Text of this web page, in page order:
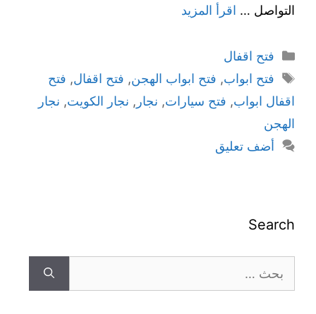
التواصل … اقرأ المزيد
فتح اقفال
فتح ابواب, فتح ابواب الهجن, فتح اقفال, فتح
اقفال ابواب, فتح سيارات, نجار , نجار الكويت, نجار
الهجن
أضف تعليق
Search